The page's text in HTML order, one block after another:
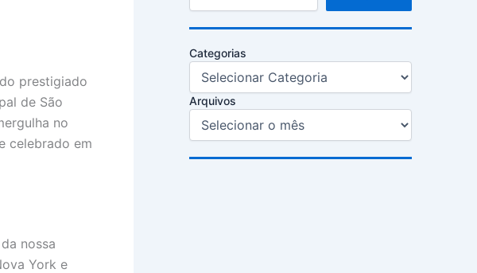
prestigiado
de São
no
celebrado em
nossa
York e
Categorias
Arquivos